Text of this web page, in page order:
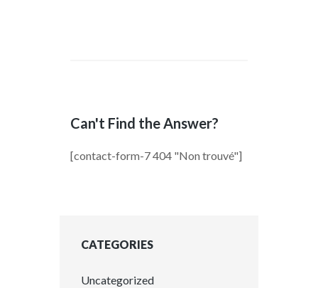
Can't Find the Answer?
[contact-form-7 404 "Non trouvé"]
CATEGORIES
Uncategorized